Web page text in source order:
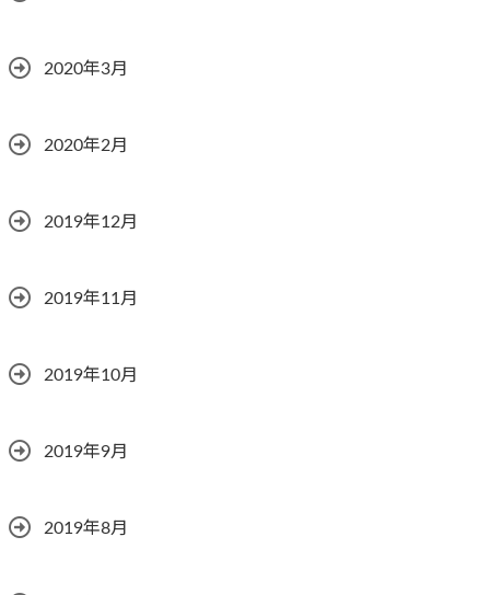
2020年3月
2020年2月
2019年12月
2019年11月
2019年10月
2019年9月
2019年8月